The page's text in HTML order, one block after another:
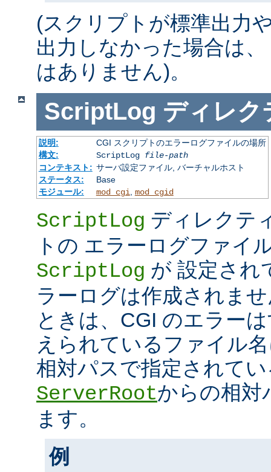
(スクリプトが標準出力
出力しなかった場合は
はありません)。
ScriptLog ディレク
説明:
CGI スクリプトのエラーログファイルの場所
構文:
ScriptLog file-path
コンテキスト: サーバ設定ファイル, バーチャルホスト
ステータス:
Base
モジュール:
mod_cgi mod_cgid
ScriptLog ディレクテ
トの エラーログファイ
ScriptLog が 設定され
ラーログは作成されま
ときは、CGI のエラー
えられているファイル
相対パスで指定されて
ServerRootからの相対
ます。
例